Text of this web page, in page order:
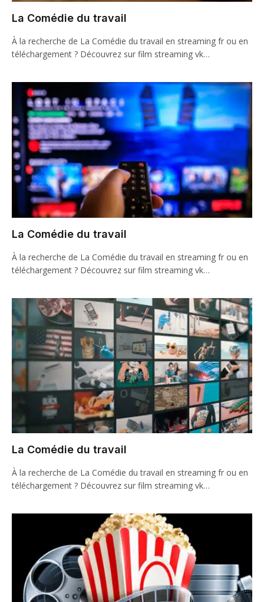
La Comédie du travail
À la recherche de La Comédie du travail en streaming fr ou en
téléchargement ? Découvrez sur film streaming vk…
La Comédie du travail
À la recherche de La Comédie du travail en streaming fr ou en
téléchargement ? Découvrez sur film streaming vk…
La Comédie du travail
À la recherche de La Comédie du travail en streaming fr ou en
téléchargement ? Découvrez sur film streaming vk…